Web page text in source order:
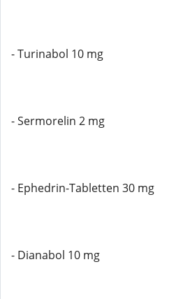
- Turinabol 10 mg
- Sermorelin 2 mg
- Ephedrin-Tabletten 30 mg
- Dianabol 10 mg